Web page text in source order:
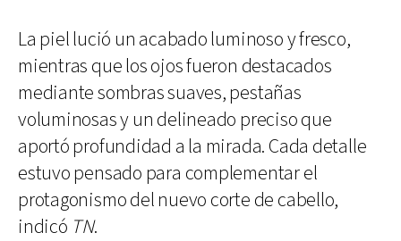
La piel lució un acabado luminoso y fresco,
mientras que los ojos fueron destacados
mediante sombras suaves, pestañas
voluminosas y un delineado preciso que
aportó profundidad a la mirada. Cada detalle
estuvo pensado para complementar el
protagonismo del nuevo corte de cabello,
indicó TN.